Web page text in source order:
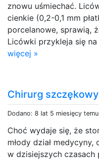
znowu uśmiechać.
cienkie (0,2-0,1 mm
porcelanowe, sprawią,
Licówki przykleja się
więcej »
Chirurg
Dodano: 8 lat 5 miesięcy temu
Choć wydaje się, że
młody dział
w dzisiejszych czasach